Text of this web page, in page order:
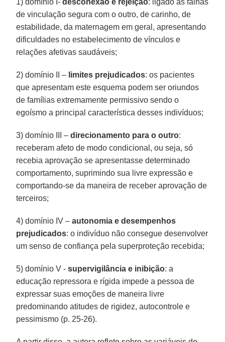
de vinculação segura com o outro, de carinho, de
estabilidade, da maternagem em geral, apresentando
dificuldades no estabelecimento de vínculos e
relações afetivas saudáveis;
2) domínio II – limites prejudicados: os pacientes
que apresentam este esquema podem ser oriundos
de famílias extremamente permissivo sendo o
egoísmo a principal característica desses indivíduos;
3) domínio III –direcionamento para o outro:
receberam afeto de modo condicional, ou seja, só
recebia aprovação se apresentasse determinado
comportamento, suprimindo sua livre expressão e
comportando-se da maneira de receber aprovação de
terceiros;
4) domínio IV –autonomia e desempenhos
prejudicados: o indivíduo não consegue desenvolver
um senso de confiança pela superproteção recebida;
5) domínio V -supervigilância e inibição: a
educação repressora e rígida impede a pessoa de
expressar suas emoções de maneira livre
predominando atitudes de rigidez, autocontrole e
pessimismo (p. 25-26).